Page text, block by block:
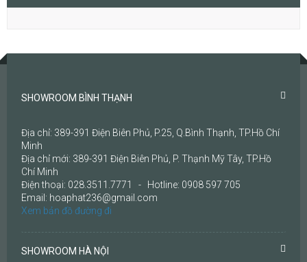
SHOWROOM BÌNH THẠNH
Địa chỉ: 389-391 Điện Biên Phủ, P.25, Q.Bình Thạnh, TP.Hồ Chí
Minh
Địa chỉ mới: 389-391 Điện Biên Phủ, P. Thạnh Mỹ Tây, TP.Hồ
Chí Minh
Điện thoại: 028.3511.7771 - Hotline: 0908 597 705
Email: hoaphat236@gmail.com
Xem bản đồ đường đi
SHOWROOM HÀ NỘI